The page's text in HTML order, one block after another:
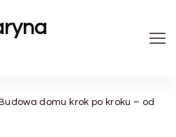
Budowa domu krok po kroku – od